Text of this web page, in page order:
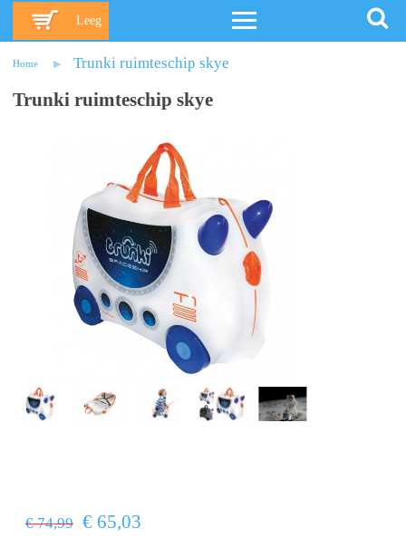
Leeg
Home Trunki ruimteschip skye
Trunki ruimteschip skye
€ 74,99 € 65,03